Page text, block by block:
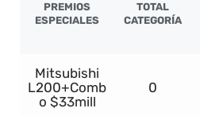
PREMIOS
ESPECIALES
TOTAL
CATEGORÍA
Mitsubishi
L200+Comb
o $33mill
0